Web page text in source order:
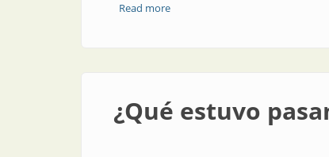
Read moreabout Guillermo Freund al frente
¿Qué estuvo